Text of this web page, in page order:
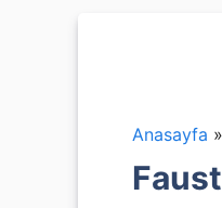
Anasayfa »